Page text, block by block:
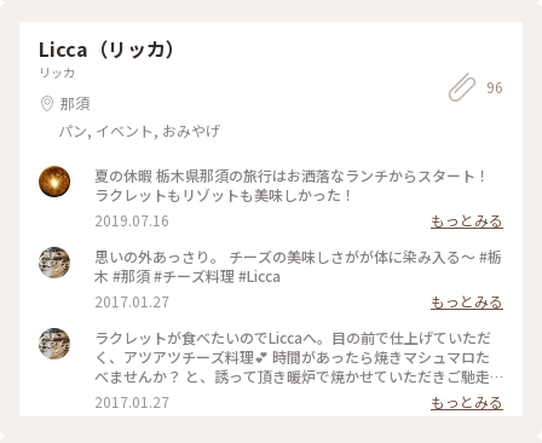
ー。 購入したパンを食べるのも楽しみだ。 ＃那須 #パン #
ブルーベリーブレッド #モーニング #久しぶりのお出かけ
Licca（リッカ）
リッカ
那須
パン, イベント, おみやげ
96
夏の休暇 栃木県那須の旅行はお洒落なランチからスタート！
ラクレットもリゾットも美味しかった！
2019.07.16
もっとみる
思いの外あっさり。 チーズの美味しさがが体に染み入る〜 #栃
木 #那須 #チーズ料理 #Licca
2017.01.27
もっとみる
ラクレットが食べたいのでLiccaへ。目の前で仕上げていただ
く、アツアツチーズ料理💕 時間があったら焼きマシュマロた
べませんか？ と、誘って頂き暖炉で焼かせていただきご馳走
になりました🙇🏼 #栃木 #那須 #チーズ料理 #ラクレット
#licca
2017.01.27 もっとみる